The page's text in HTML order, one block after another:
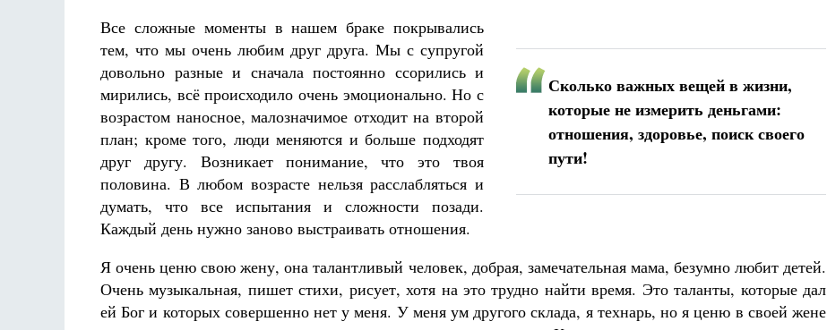
Сколько важных вещей в жизни,
которые не измерить деньгами:
отношения, здоровье, поиск своего
пути!
Все сложные моменты в нашем браке покрывались
тем, что мы очень любим друг друга. Мы с супругой
довольно разные и сначала постоянно ссорились и
мирились, всё происходило очень эмоционально. Но с
возрастом наносное, малозначимое отходит на второй
план; кроме того, люди меняются и больше подходят
друг другу. Возникает понимание, что это твоя
половина. В любом возрасте нельзя расслабляться и
думать, что все испытания и сложности позади.
Каждый день нужно заново выстраивать отношения.
Я очень ценю свою жену, она талантливый человек, добрая, замечательная мама, безумно любит детей.
Очень музыкальная, пишет стихи, рисует, хотя на это трудно найти время. Это таланты, которые дал
ей Бог и которых совершенно нет у меня. У меня ум другого склада, я технарь, но я ценю в своей жене